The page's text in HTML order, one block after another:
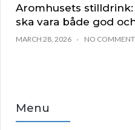
Aromhusets
ska vara både god
MARCH 28, 2026 NO
Menu